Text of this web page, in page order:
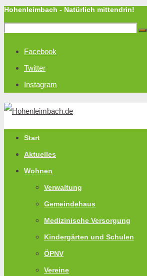
Hohenleimbach - Natürlich mittendrin!
Facebook
Twitter
Instagram
Start
Aktuelles
Wohnen
Verwaltung
Gemeindehaus
Medizinische Versorgung
Kindergärten und Schulen
ÖPNV
Vereine